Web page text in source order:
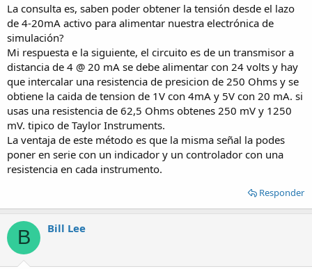
La consulta es, saben poder obtener la tensión desde el lazo
de 4-20mA activo para alimentar nuestra electrónica de
simulación?
Mi respuesta e la siguiente, el circuito es de un transmisor a
distancia de 4 @ 20 mA se debe alimentar con 24 volts y hay
que intercalar una resistencia de presicion de 250 Ohms y se
obtiene la caida de tension de 1V con 4mA y 5V con 20 mA. si
usas una resistencia de 62,5 Ohms obtenes 250 mV y 1250
mV. tipico de Taylor Instruments.
La ventaja de este método es que la misma señal la podes
poner en serie con un indicador y un controlador con una
resistencia en cada instrumento.
Responder
B Bill Lee